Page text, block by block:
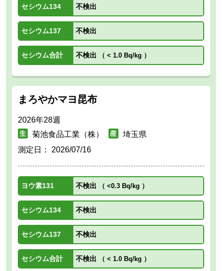
セシウム134 不検出
セシウム137 不検出
セシウム合計 不検出 （ < 1.0 Bq/kg ）
まろやかマヨ昆布
2026年28週
菊池食品工業（株）
埼玉県
測定日： 2026/07/16
ヨウ素131 不検出 （ <0.3 Bq/kg ）
セシウム134 不検出
セシウム137 不検出
セシウム合計 不検出 （ < 1.0 Bq/kg ）